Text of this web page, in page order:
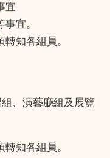
宜
宜。
知各組員。
、演藝廳組及展覽
知各組員。